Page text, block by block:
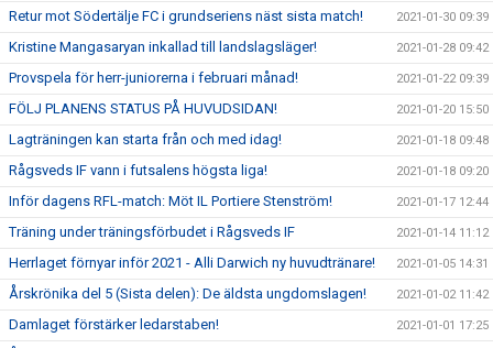
Retur mot Södertälje FC i grundseriens näst sista match! 2021-01-30 09:39
Kristine Mangasaryan inkallad till landslagsläger! 2021-01-28 09:42
Provspela för herr-juniorerna i februari månad! 2021-01-22 09:39
FÖLJ PLANENS STATUS PÅ HUVUDSIDAN! 2021-01-20 15:50
Lagträningen kan starta från och med idag! 2021-01-18 09:48
Rågsveds IF vann i futsalens högsta liga! 2021-01-18 09:20
Inför dagens RFL-match: Möt IL Portiere Stenström! 2021-01-17 12:44
Träning under träningsförbudet i Rågsveds IF 2021-01-14 11:12
Herrlaget förnyar inför 2021 - Alli Darwich ny huvudtränare! 2021-01-05 14:31
Årskrönika del 5 (Sista delen): De äldsta ungdomslagen! 2021-01-02 11:42
Damlaget förstärker ledarstaben! 2021-01-01 17:25